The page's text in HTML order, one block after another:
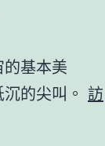
的基本美
的尖叫。 訪